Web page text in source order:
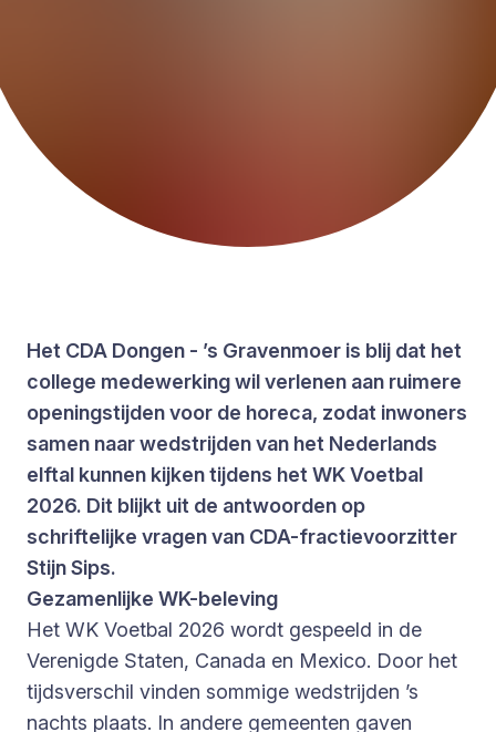
Het CDA Dongen - ’s Gravenmoer is blij dat het
college medewerking wil verlenen aan ruimere
openingstijden voor de horeca, zodat inwoners
samen naar wedstrijden van het Nederlands
elftal kunnen kijken tijdens het WK Voetbal
2026. Dit blijkt uit de antwoorden op
schriftelijke vragen van CDA-fractievoorzitter
Stijn Sips.
Gezamenlijke WK-beleving
Het WK Voetbal 2026 wordt gespeeld in de
Verenigde Staten, Canada en Mexico. Door het
tijdsverschil vinden sommige wedstrijden ’s
nachts plaats. In andere gemeenten gaven